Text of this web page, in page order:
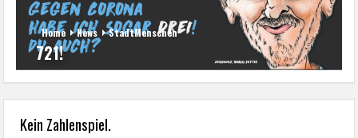
Home News StadtMenschen
721!
Kein Zahlenspiel.